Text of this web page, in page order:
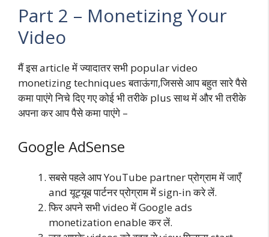
Part 2 – Monetizing Your
Video
मैं इस article में ज्यादातर सभी popular video
monetizing techniques बताऊंगा,जिससे आप बहुत सारे पैसे
कमा पाएंगे निचे दिए गए कोई भी तरीके plus साथ में और भी तरीके
अपना कर आप पैसे कमा पाएंगे –
Google AdSense
सबसे पहले आप YouTube partner प्रोग्राम में जाएँ
and यूट्यूब पार्टनर प्रोग्राम में sign-in करे लें.
फिर अपने सभी video में Google ads
monetization enable कर लें.